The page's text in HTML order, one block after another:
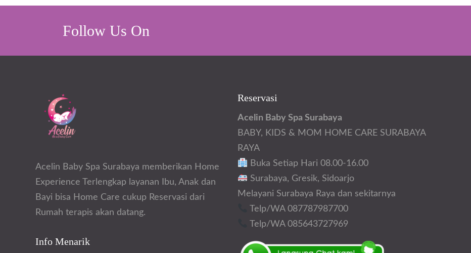
Follow Us On
Acelin Baby Spa Surabaya memberikan Home
Experience Terlengkap layanan Ibu, Anak dan
Bayi bisa Home Care cukup Reservasi dari
Rumah terapis akan datang.
Info Menarik
Reservasi
Acelin Baby Spa Surabaya
BABY, KIDS & MOM HOME CARE SURABAYA
RAYA
Buka Setiap Hari 08.00-16.00
Surabaya, Gresik, Sidoarjo
Melayani Surabaya Raya dan sekitarnya
Telp/WA 087787987700
Telp/WA 085643727969